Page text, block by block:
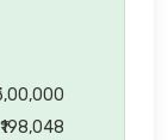
₹198,048